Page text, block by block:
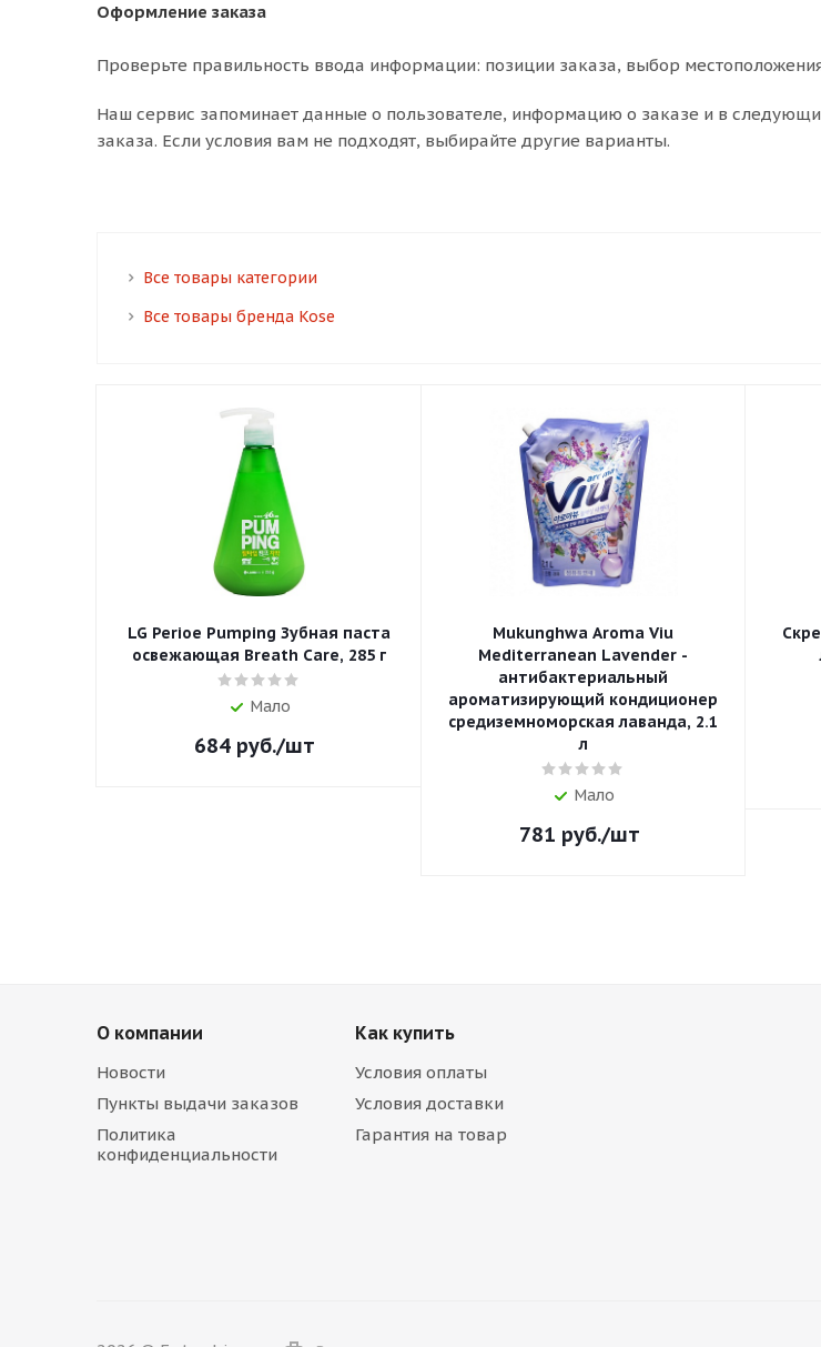
Оформление заказа
Проверьте правильность ввода информации: позиции заказа, выбор
Наш сервис запоминает данные о пользователе, информацию о заказе и в
заказа. Если условия вам не подходят, выбирайте другие варианты.
Все товары категории
Все товары бренда Kose
LG Perioe Pumping Зубная паста
освежающая Breath Care, 285 г
Мало
684 руб./шт
Mukunghwa Aroma Viu
Mediterranean Lavender -
антибактериальный
ароматизирующий кондиционер
средиземноморская лаванда, 2.1
л
Мало
781 руб./шт
О компании
Новости
Пункты выдачи заказов
Политика
конфиденциальности
Как купить
Условия оплаты
Условия доставки
Гарантия на товар